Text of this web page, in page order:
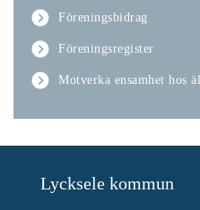
Föreningsbidrag
Föreningsregister
Motverka ensamhet hos
Lycksele kommun